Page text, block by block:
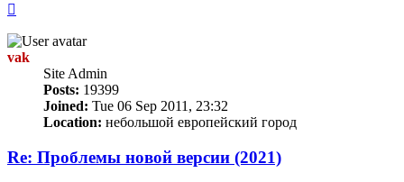
vak
Site Admin
Posts: 19399
Joined: Tue 06 Sep 2011, 23:32
Location: небольшой европейский город
Re: Проблемы новой версии (2021)